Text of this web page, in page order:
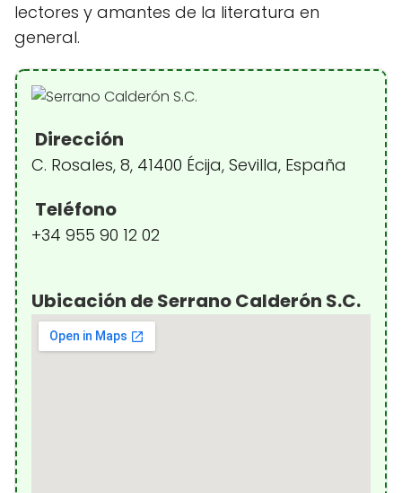
lectores y amantes de la literatura en
general.
Dirección
C. Rosales, 8, 41400 Écija, Sevilla, España
Teléfono
+34 955 90 12 02
Ubicación de Serrano Calderón S.C.